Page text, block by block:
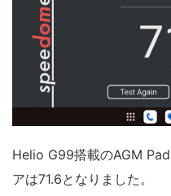
Helio G99搭載のAGM
アは71.6となりました。